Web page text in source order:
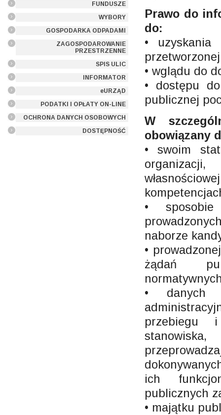
FUNDUSZE
WYBORY
GOSPODARKA ODPADAMI
ZAGOSPODAROWANIE
PRZESTRZENNE
SPIS ULIC
INFORMATOR
eURZĄD
PODATKI I OPŁATY ON-LINE
OCHRONA DANYCH OSOBOWYCH
DOSTĘPNOŚĆ
Prawo do
do:
• uzyskania
• wglądu do
• dostępu
publicznej
W
obowiązany
• swoim
•
naborze
•
żądań
• danych
przebiegu
ich
publicznych
• majątku